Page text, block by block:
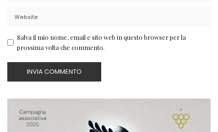
Salva il mio nome, email e sito web in questo browser per la
prossima volta che commento.